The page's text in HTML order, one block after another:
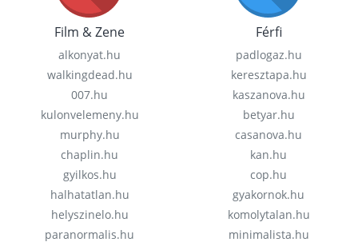
Film & Zene
alkonyat.hu
walkingdead.hu
007.hu
kulonvelemeny.hu
murphy.hu
chaplin.hu
gyilkos.hu
halhatatlan.hu
helyszinelo.hu
paranormalis.hu
Férfi
padlogaz.hu
keresztapa.hu
kaszanova.hu
betyar.hu
casanova.hu
kan.hu
cop.hu
gyakornok.hu
komolytalan.hu
minimalista.hu